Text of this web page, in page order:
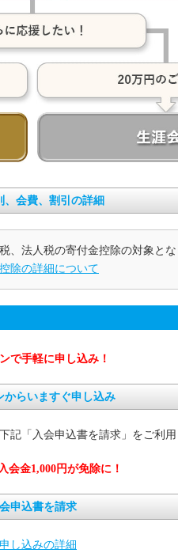
、会費、割引の詳細
、法人税の寄付金控除の対象とな
除の詳細について
で手軽に申し込み！
からいますぐ申し込み
記「入会申込書を請求」をご利
会金1,000円が免除に！
申込書を請求
し込みの詳細